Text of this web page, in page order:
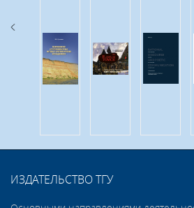
ИЗДАТЕЛЬСТВО ТГУ